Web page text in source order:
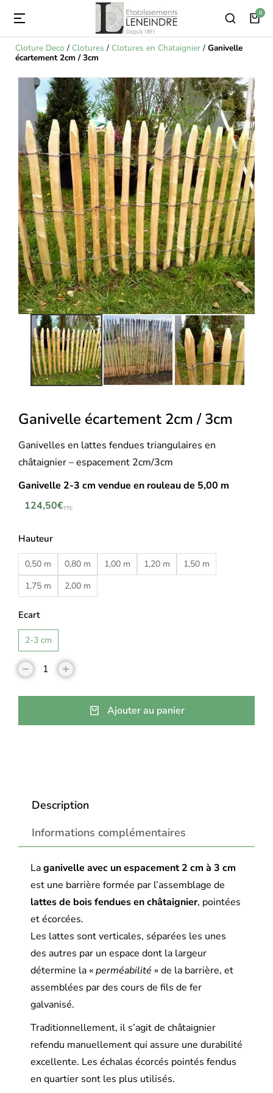
Cloture Deco / Clotures / Clotures en Chataignier/ Ganivelle
écartement 2cm / 3cm
Ganivelle écartement 2cm / 3cm
Ganivelles en lattes fendues triangulaires en
châtaignier – espacement 2cm/3cm
Ganivelle 2-3 cm vendue en rouleau de 5,00 m
124,50€TTC
Hauteur
0,50 m 0,80 m 1,00 m 1,20 m
1,50 m
1,75 m
2,00 m
Ecart
2-3 cm
Ajouter au panier
Description
Informations complémentaires
Laganivelle avec un espacement 2 cm à 3 cm
est une barrière formée par l’assemblage de
lattes de bois fendues en châtaignier, pointées
et écorcées.
Les lattes sont verticales, séparées les unes
des autres par un espace dont la largeur
détermine la «perméabilité » de la barrière, et
assemblées par des cours de fils de fer
galvanisé.
Traditionnellement, il s’agit de châtaignier
refendu manuellement qui assure une durabilité
excellente. Les échalas écorcés pointés fendus
en quartier sont les plus utilisés.